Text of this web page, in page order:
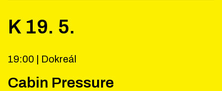
K 19. 5.
19:00 | Dokreál
Cabin Pressure